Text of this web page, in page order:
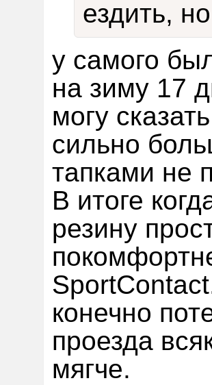
ездить,
у самого
на зиму 17
могу
сильно
тапками не
В итоге
резину
конечно
проезда
мягче.